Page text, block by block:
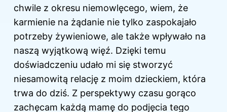
chwile z okresu niemowlęcego, wiem, że
karmienie na żądanie nie tylko zaspokajało
potrzeby żywieniowe, ale także wpływało na
naszą wyjątkową więź. Dzięki temu
doświadczeniu udało mi się stworzyć
niesamowitą relację z moim dzieckiem, która
trwa do dziś. Z perspektywy czasu gorąco
zachęcam każdą mamę do podjęcia tego